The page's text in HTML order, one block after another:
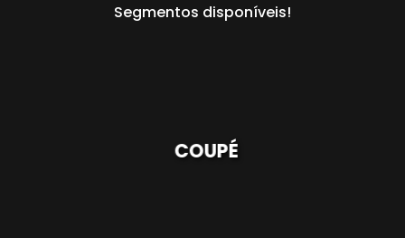
Segmentos disponíveis!
COUPÉ